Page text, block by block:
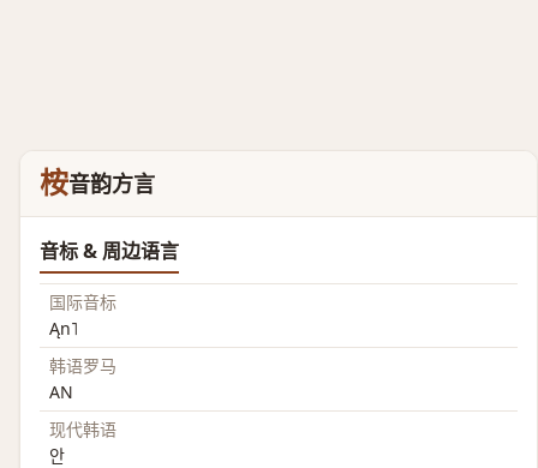
桉音韵方言
音标 & 周边语言
国际音标
Ąn˥
韩语罗马
AN
现代韩语
안